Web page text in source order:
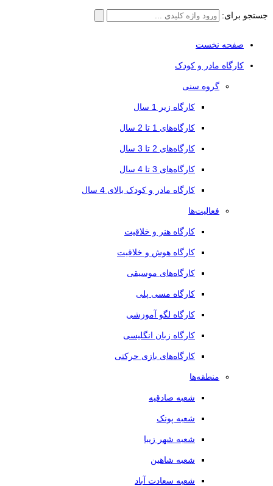
جستجو برای:
صفحه نخست
کارگاه مادر و کودک
گروه سنی
کارگاه زیر 1 سال
کارگاه‌های 1 تا 2 سال
کارگاه‌های 2 تا 3 سال
کارگاه‌های 3 تا 4 سال
کارگاه مادر و کودک بالای 4 سال
فعالیت‌ها
کارگاه هنر و خلاقیت
کارگاه هوش و خلاقیت
کارگاه‌های موسیقی
کارگاه مسی پلی
کارگاه لگو آموزشی
کارگاه زبان انگلیسی
کارگاه‌های بازی حرکتی
منطقه‌ها
شعبه صادقیه
شعبه پونک
شعبه شهر زیبا
شعبه شاهین
شعبه سعادت آباد